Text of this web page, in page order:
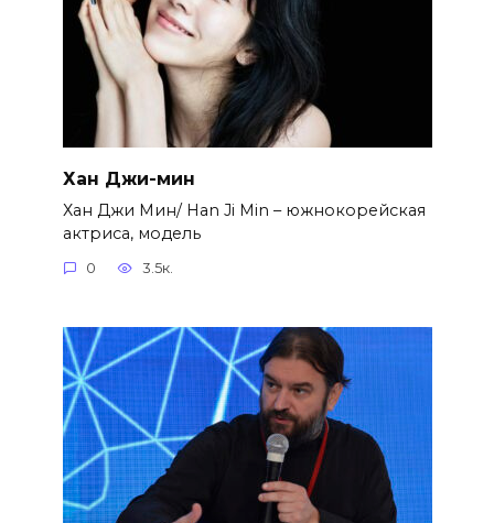
Хан Джи-мин
Хан Джи Мин/ Han Ji Min – южнокорейская
актриса, модель
0 3.5к.